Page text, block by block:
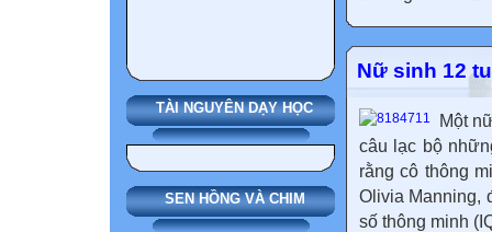
TÀI NGUYÊN DẠY HỌC
SEN HỒNG VÀ CHIM
Nữ sinh 12
Một
câu lạc bộ
rằng cô thông
Olivia Manning,
số thông minh